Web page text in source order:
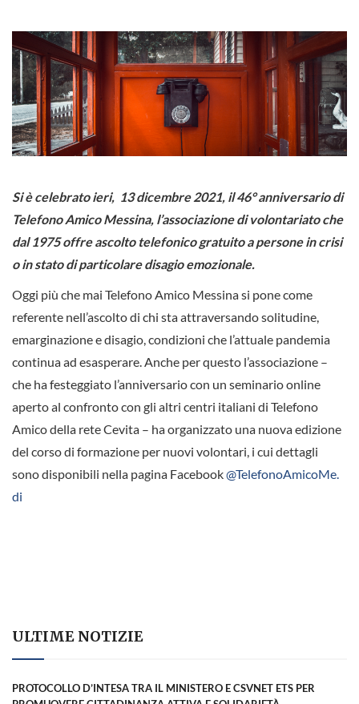
Si è celebrato ieri, 13 dicembre 2021, il 46° anniversario di
Telefono Amico Messina, l’associazione di volontariato che
dal 1975 offre ascolto telefonico gratuito a persone in crisi
o in stato di particolare disagio emozionale.
Oggi più che mai Telefono Amico Messina si pone come
referente nell’ascolto di chi sta attraversando solitudine,
emarginazione e disagio, condizioni che l’attuale pandemia
continua ad esasperare. Anche per questo l’associazione –
che ha festeggiato l’anniversario con un seminario online
aperto al confronto con gli altri centri italiani di Telefono
Amico della rete Cevita – ha organizzato una nuova edizione
del corso di formazione per nuovi volontari, i cui dettagli
sono disponibili nella pagina Facebook@TelefonoAmicoMe.
di
ULTIME NOTIZIE
PROTOCOLLO D’INTESA TRA IL MINISTERO E CSVNET ETS PER